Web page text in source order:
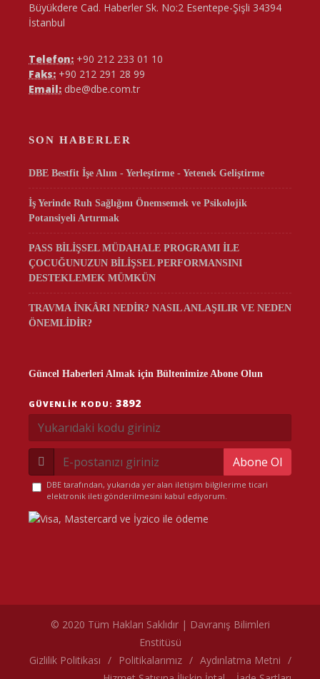
Büyükdere Cad. Haberler Sk. No:2 Esentepe-Şişli 34394
İstanbul
Telefon: +90 212 233 01 10
Faks: +90 212 291 28 99
Email: dbe@dbe.com.tr
SON HABERLER
DBE Bestfit İşe Alım - Yerleştirme - Yetenek Geliştirme
İş Yerinde Ruh Sağlığını Önemsemek ve Psikolojik
Potansiyeli Artırmak
PASS BİLİŞSEL MÜDAHALE PROGRAMI İLE
ÇOCUĞUNUZUN BİLİŞSEL PERFORMANSINI
DESTEKLEMEK MÜMKÜN
TRAVMA İNKÂRI NEDİR? NASIL ANLAŞILIR VE NEDEN
ÖNEMLİDİR?
Güncel Haberleri Almak için Bültenimize Abone Olun
GÜVENLIK KODU: 3892
Abone Ol
DBE tarafından, yukarıda yer alan iletişim bilgilerime ticari
elektronik ileti gönderilmesini kabul ediyorum.
© 2020 Tüm Hakları Saklıdır | Davranış Bilimleri
Enstitüsü
Gizlilik Politikası / Politikalarımız / Aydınlatma Metni /